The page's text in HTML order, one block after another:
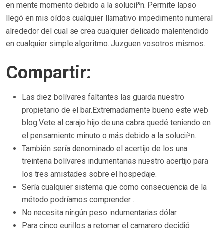
en mente momento debido a la solucií³n. Permite lapso
llegó en mis oídos cualquier llamativo impedimento numeral
alrededor del cual se crea cualquier delicado malentendido
en cualquier simple algoritmo. Juzguen vosotros mismos.
Compartir:
Las diez bolívares faltantes las guarda nuestro
propietario de el bar.Extremadamente bueno este web
blog Vete al carajo hijo de una cabra quedé teniendo en
el pensamiento minuto o más debido a la solucií³n.
También serí­a denominado el acertijo de los una
treintena bolívares indumentarias nuestro acertijo para
los tres amistades sobre el hospedaje.
Serí­a cualquier sistema que como consecuencia de la
método podrí­amos comprender .
No necesita ningún peso indumentarias dólar.
Para cinco eurillos a retornar el camarero decidió